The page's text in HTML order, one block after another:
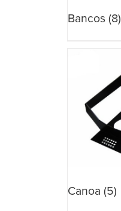
Bancos (8)
Canoa (5)